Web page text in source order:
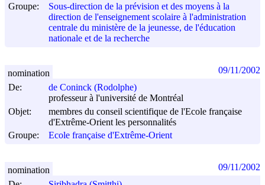
Groupe:
Sous-direction de la prévision et des moyens à la
direction de l'enseignement scolaire à l'administration
centrale du ministère de la jeunesse, de l'éducation
nationale et de la recherche
De:
de Coninck (Rodolphe)
professeur à l'université de Montréal
Objet:
membres du conseil scientifique de l'Ecole française
d'Extrême-Orient les personnalités
Groupe:
Ecole française d'Extrême-Orient
nomination 09/11/2002
nomination 09/11/2002